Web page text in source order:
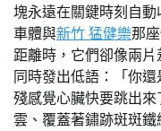
塊永遠在關鍵時刻自
車體與新竹 猛健樂那
距離時，它們卻像兩
同時發出低語：「你
殘感覺心臟快要跳出
雲、覆蓋著鏽跡斑斑